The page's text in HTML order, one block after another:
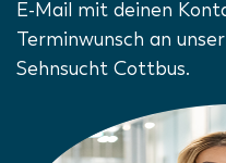
E-Mail mit deinen
Terminwunsch an
Sehnsucht Cottbus.